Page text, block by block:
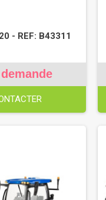
- REF: B43311